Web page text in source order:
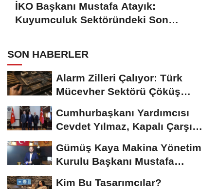
İKO Başkanı Mustafa Atayık:
Kuyumculuk Sektöründeki Son
SON HABERLER
Alarm Zilleri Çalıyor: Türk
Mücevher Sektörü Çöküş
Cumhurbaşkanı Yardımcısı
Cevdet Yılmaz, Kapalı Çarşı
Gümüş Kaya Makina Yönetim
Kurulu Başkanı Mustafa
Kim Bu Tasarımcılar?